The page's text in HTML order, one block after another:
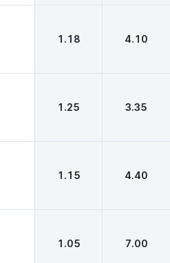
1.18 4.10
1.25 3.35
1.15 4.40
1.05 7.00